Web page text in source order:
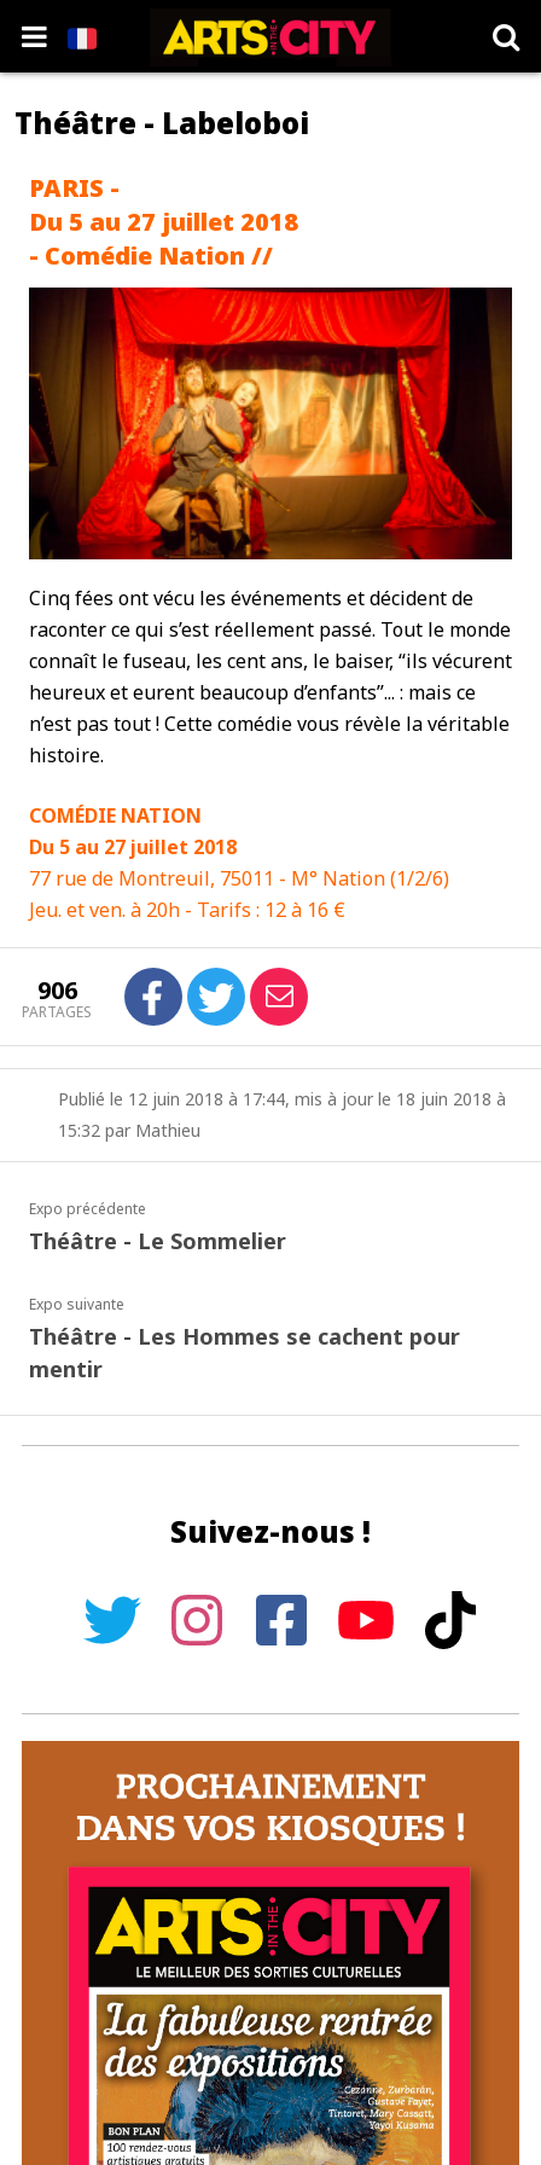
Théâtre - Labeloboi
PARIS -
Du 5 au 27 juillet 2018
- Comédie Nation //
Cinq fées ont vécu les événements et décident de
raconter ce qui s’est réellement passé. Tout le monde
connaît le fuseau, les cent ans, le baiser, “ils vécurent
heureux et eurent beaucoup d’enfants”... : mais ce
n’est pas tout ! Cette comédie vous révèle la véritable
histoire.
COMÉDIE NATION
Du 5 au 27 juillet 2018
77 rue de Montreuil, 75011 - M° Nation (1/2/6)
Jeu. et ven. à 20h - Tarifs : 12 à 16 €
906
PARTAGES
Publié le 12 juin 2018 à 17:44, mis à jour le 18 juin 2018 à
15:32 par Mathieu
Expo précédente
Théâtre - Le Sommelier
Expo suivante
Théâtre - Les Hommes se cachent pour
mentir
Suivez-nous !